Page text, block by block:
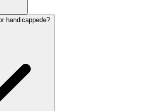
handicappede?